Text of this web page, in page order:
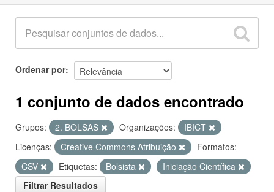
Ordenar por
1 conjunto de dados encontrado
Grupos: 2. BOLSAS Organizações:
IBICT
Licenças:
Creative Commons Atribuição
Formatos:
CSV
Etiquetas: Bolsista
Iniciação Científica
Filtrar Resultados